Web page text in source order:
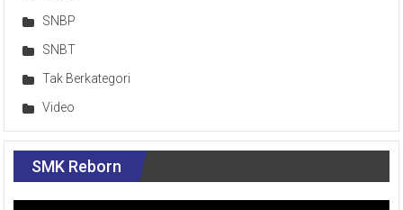
SNBP
SNBT
Tak Berkategori
Video
SMK Reborn